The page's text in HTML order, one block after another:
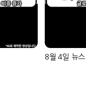
8월 4일 뉴스